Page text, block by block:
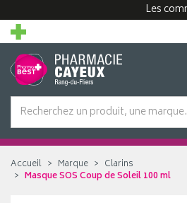
Les
Accueil Marque
Clarins
Masque SOS Coup de Soleil 100 ml